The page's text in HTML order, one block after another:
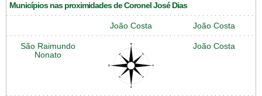
Municípios nas proximidades de Coronel José Dias
João Costa João Costa
São Raimundo
Nonato
João Costa